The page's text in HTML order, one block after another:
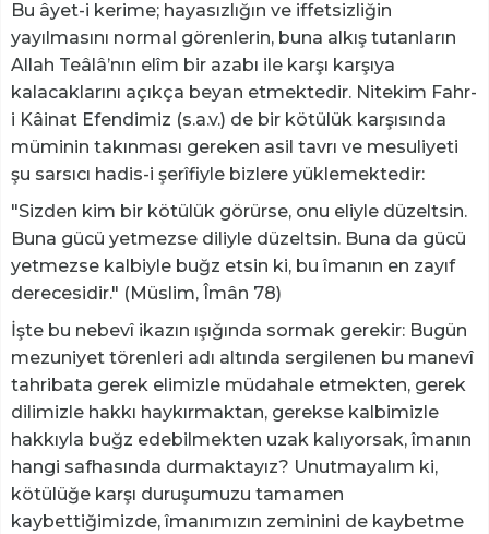
Bu âyet-i kerime; hayasızlığın ve iffetsizliğin
yayılmasını normal görenlerin, buna alkış tutanların
Allah Teâlâ’nın elîm bir azabı ile karşı karşıya
kalacaklarını açıkça beyan etmektedir. Nitekim Fahr-
i Kâinat Efendimiz (s.a.v.) de bir kötülük karşısında
müminin takınması gereken asil tavrı ve mesuliyeti
şu sarsıcı hadis-i şerîfiyle bizlere yüklemektedir:
"Sizden kim bir kötülük görürse, onu eliyle düzeltsin.
Buna gücü yetmezse diliyle düzeltsin. Buna da gücü
yetmezse kalbiyle buğz etsin ki, bu îmanın en zayıf
derecesidir." (Müslim, Îmân 78)
İşte bu nebevî ikazın ışığında sormak gerekir: Bugün
mezuniyet törenleri adı altında sergilenen bu manevî
tahribata gerek elimizle müdahale etmekten, gerek
dilimizle hakkı haykırmaktan, gerekse kalbimizle
hakkıyla buğz edebilmekten uzak kalıyorsak, îmanın
hangi safhasında durmaktayız? Unutmayalım ki,
kötülüğe karşı duruşumuzu tamamen
kaybettiğimizde, îmanımızın zeminini de kaybetme